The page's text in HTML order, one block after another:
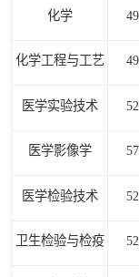
化学
化学工程与工艺
医学实验技术
医学影像学
医学检验技术
卫生检验与检疫